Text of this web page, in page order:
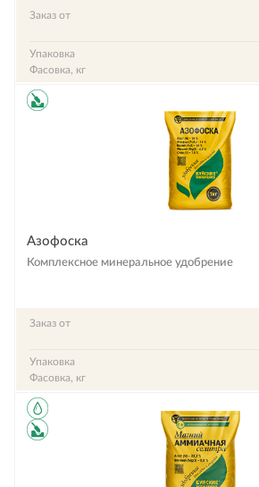
Заказ от
Упаковка
Фасовка, кг
Азофоска
Комплексное минеральное удобрение
Заказ от
Упаковка
Фасовка, кг